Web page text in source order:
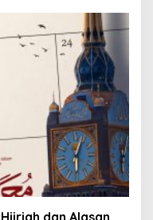
dan Alasan